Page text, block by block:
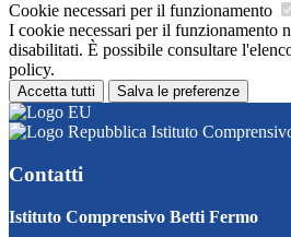
Cookie necessari per il funzionamento
I cookie necessari per il funzionamento
disabilitati. È possibile consultare
policy.
Accetta tutti Salva le preferenze
Istituto
Contatti
Istituto Comprensivo Betti Fermo